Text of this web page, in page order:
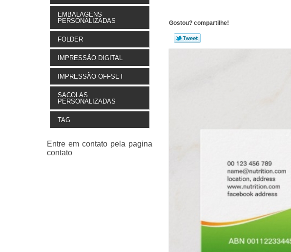
EMBALAGENS
PERSONALIZADAS
FOLDER
IMPRESSÃO DIGITAL
IMPRESSÃO OFFSET
SACOLAS
PERSONALIZADAS
TAG
Gostou? compartilhe!